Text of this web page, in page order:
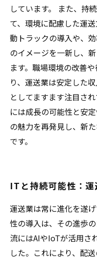
しています。 また、持
て、環境に配慮した運
動トラックの導入や、
のイメージを一新し、
ます。職場環境の改善
り、運送業は安定した
としてますます注目さ
には成長の可能性と安
の魅力を再発見し、新
です。
ITと持続可能性：運
運送業は常に進化を遂
性の導入は、その進歩
流にはAIやIoTが活用さ
した。これにより、配